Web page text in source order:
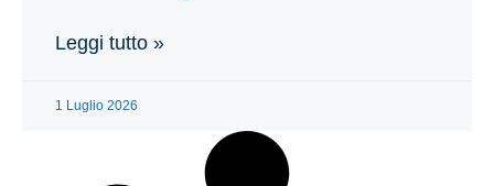
Leggi tutto »
1 Luglio 2026